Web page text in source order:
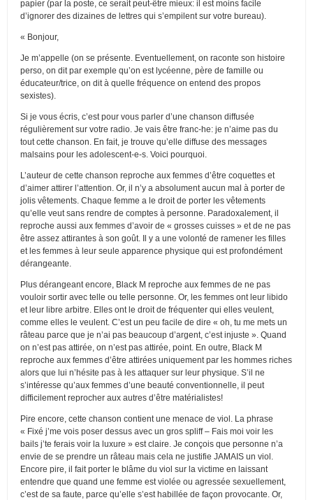
papier (par la poste, ce serait peut-être mieux: il est moins facile
d’ignorer des dizaines de lettres qui s’empilent sur votre bureau).
« Bonjour,
Je m’appelle (on se présente. Eventuellement, on raconte son histoire
perso, on dit par exemple qu’on est lycéenne, père de famille ou
éducateur/trice, on dit à quelle fréquence on entend des propos
sexistes).
Si je vous écris, c’est pour vous parler d’une chanson diffusée
régulièrement sur votre radio. Je vais être franc-he: je n’aime pas du
tout cette chanson. En fait, je trouve qu’elle diffuse des messages
malsains pour les adolescent-e-s. Voici pourquoi.
L’auteur de cette chanson reproche aux femmes d’être coquettes et
d’aimer attirer l’attention. Or, il n’y a absolument aucun mal à porter de
jolis vêtements. Chaque femme a le droit de porter les vêtements
qu’elle veut sans rendre de comptes à personne. Paradoxalement, il
reproche aussi aux femmes d’avoir de « grosses cuisses » et de ne pas
être assez attirantes à son goût. Il y a une volonté de ramener les filles
et les femmes à leur seule apparence physique qui est profondément
dérangeante.
Plus dérangeant encore, Black M reproche aux femmes de ne pas
vouloir sortir avec telle ou telle personne. Or, les femmes ont leur libido
et leur libre arbitre. Elles ont le droit de fréquenter qui elles veulent,
comme elles le veulent. C’est un peu facile de dire « oh, tu me mets un
râteau parce que je n’ai pas beaucoup d’argent, c’est injuste ». Quand
on n’est pas attirée, on n’est pas attirée, point. En outre, Black M
reproche aux femmes d’être attirées uniquement par les hommes riches
alors que lui n’hésite pas à les attaquer sur leur physique. S’il ne
s’intéresse qu’aux femmes d’une beauté conventionnelle, il peut
difficilement reprocher aux autres d’être matérialistes!
Pire encore, cette chanson contient une menace de viol. La phrase
« Fixé j’me vois poser dessus avec un gros spliff – Fais moi voir les
bails j’te ferais voir la luxure » est claire. Je conçois que personne n’a
envie de se prendre un râteau mais cela ne justifie JAMAIS un viol.
Encore pire, il fait porter le blâme du viol sur la victime en laissant
entendre que quand une femme est violée ou agressée sexuellement,
c’est de sa faute, parce qu’elle s’est habillée de façon provocante. Or,